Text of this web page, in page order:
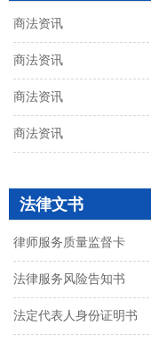
商法资讯
商法资讯
商法资讯
商法资讯
法律文书
律师服务质量监督卡
法律服务风险告知书
法定代表人身份证明书